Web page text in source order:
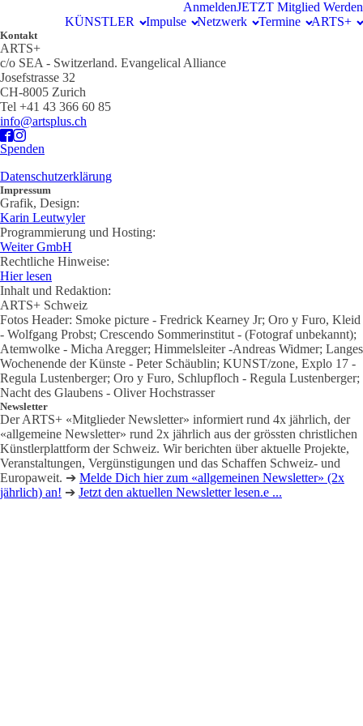
AnmeldenJETZT Mitglied Werden
KÜNSTLER
Impulse Netzwerk Termine ARTS+
Kontakt
ARTS+
c/o SEA - Switzerland. Evangelical Alliance
Josefstrasse 32
CH-8005 Zurich
Tel +41 43 366 60 85
info@artsplus.ch
Spenden
Datenschutzerklärung
Impressum
Grafik, Design:
Karin Leutwyler
Programmierung und Hosting:
Weiter GmbH
Rechtliche Hinweise:
Hier lesen
Inhalt und Redaktion:
ARTS+ Schweiz
Fotos Header: Smoke picture - Fredrick Kearney Jr; Oro y Furo, Kleid
- Wolfgang Probst; Crescendo Sommerinstitut - (Fotograf unbekannt);
Atemwolke - Micha Aregger; Himmelsleiter -Andreas Widmer; Langes
Wochenende der Künste - Peter Schäublin; KUNST/zone, Explo 17 -
Regula Lustenberger; Oro y Furo, Schlupfloch - Regula Lustenberger;
Nacht des Glaubens - Oliver Hochstrasser
Newsletter
Der ARTS+ «Mitglieder Newsletter» informiert rund 4x jährlich, der
«allgemeine Newsletter» rund 2x jährlich aus der grössten christlichen
Künstlerplattform der Schweiz. Wir berichten über aktuelle Projekte,
Veranstaltungen, Vergünstigungen und das Schaffen Schweiz- und
Europaweit. ➔ Melde Dich hier zum «allgemeinen Newsletter» (2x
jährlich) an! ➔ Jetzt den aktuellen Newsletter lesen.e ...